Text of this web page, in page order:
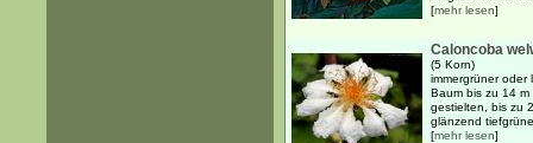
[mehr lesen]
Caloncoba
(5 Korn)
immergrüner oder
Baum bis zu 14
gestielten, bis zu
glänzend
[mehr lesen]